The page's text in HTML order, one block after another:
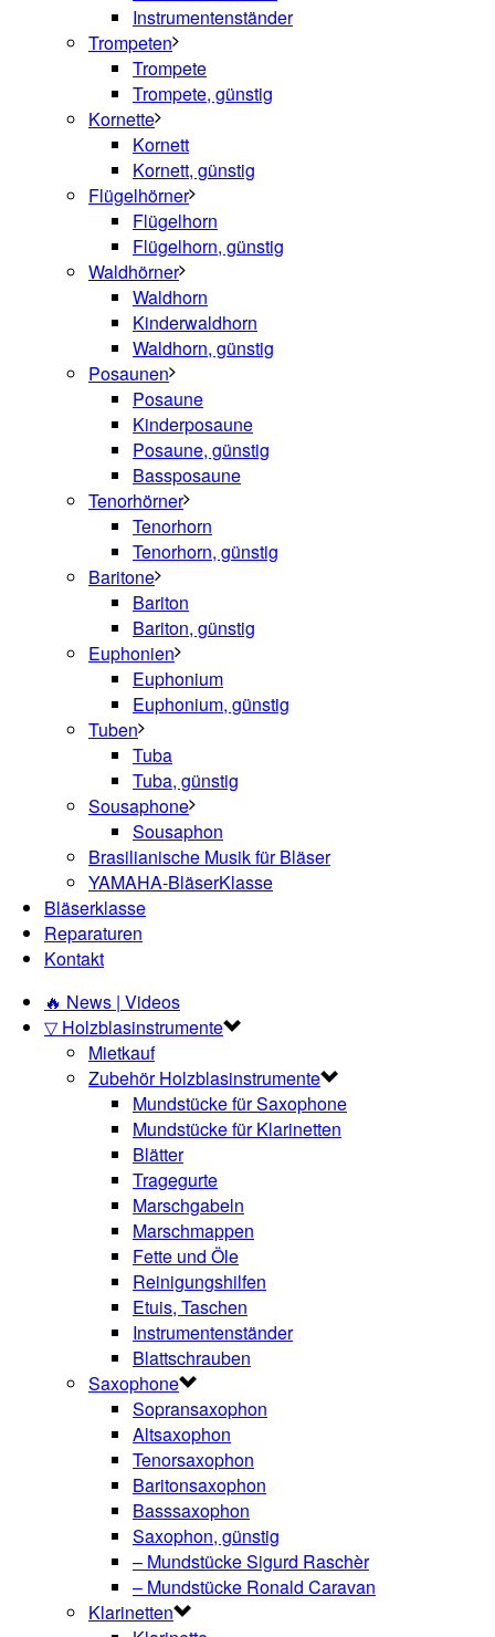
Instrumentenständer
Trompeten
Trompete
Trompete, günstig
Kornette
Kornett
Kornett, günstig
Flügelhörner
Flügelhorn
Flügelhorn, günstig
Waldhörner
Waldhorn
Kinderwaldhorn
Waldhorn, günstig
Posaunen
Posaune
Kinderposaune
Posaune, günstig
Bassposaune
Tenorhörner
Tenorhorn
Tenorhorn, günstig
Baritone
Bariton
Bariton, günstig
Euphonien
Euphonium
Euphonium, günstig
Tuben
Tuba
Tuba, günstig
Sousaphone
Sousaphon
Brasilianische Musik für Bläser
YAMAHA-BläserKlasse
Bläserklasse
Reparaturen
Kontakt
🔥 News | Videos
▽ Holzblasinstrumente
Mietkauf
Zubehör Holzblasinstrumente
Mundstücke für Saxophone
Mundstücke für Klarinetten
Blätter
Tragegurte
Marschgabeln
Marschmappen
Fette und Öle
Reinigungshilfen
Etuis, Taschen
Instrumentenständer
Blattschrauben
Saxophone
Sopransaxophon
Altsaxophon
Tenorsaxophon
Baritonsaxophon
Basssaxophon
Saxophon, günstig
– Mundstücke Sigurd Raschèr
– Mundstücke Ronald Caravan
Klarinetten